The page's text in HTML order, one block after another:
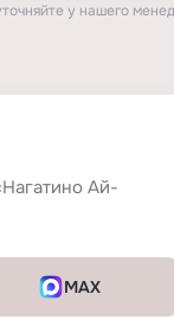
у нашего
Ай-
MAX